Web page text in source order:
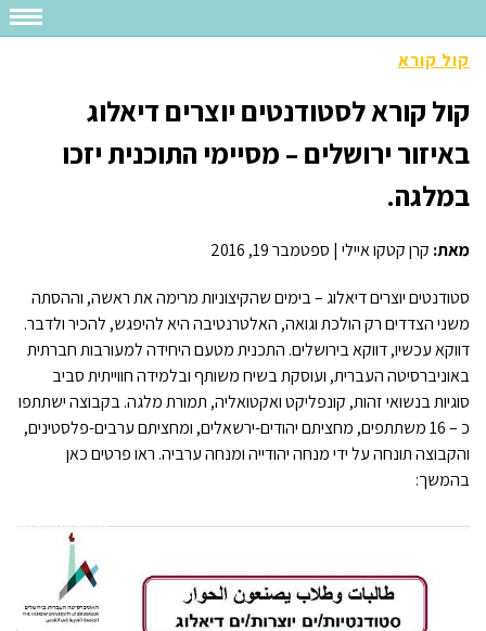
קול קורא
קול קורא לסטודנטים יוצרים דיאלוג
באיזור ירושלים – מסיימי התוכנית יזכו
במלגה.
מאת: קרן קטקו איילי | ספטמבר 19, 2016
סטודנטים יוצרים דיאלוג – בימים שהקיצוניות מרימה את ראשה, וההסתה
משני הצדדים רק הולכת וגואה, האלטרנטיבה היא להיפגש, להכיר ולדבר.
דווקא עכשיו, דווקא בירושלים. התכנית מטעם היחידה למעורבות חברתית
באוניברסיטה העברית, ועוסקת בשיח משותף ובלמידה חווייתית סביב
סוגיות בנשואי זהות, קונפליקט ואקטואליה, תמורת מלגה. בקבוצה ישתתפו
כ – 16 משתתפים, מחציתם יהודים-ירשאלים, ומחציתם ערבים-פלסטינים,
והקבוצה תונחה על ידי מנחה יהודייה ומנחה ערביה. ראו פרטים כאן
בהמשך: